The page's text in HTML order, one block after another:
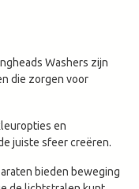
Washers zijn
die zorgen voor
en
juiste sfeer creëren.
bieden beweging